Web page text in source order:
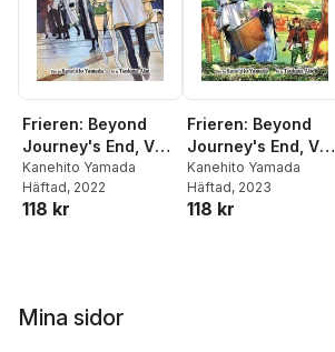
Frieren: Beyond
Journey's End, Vol.
5
Kanehito Yamada
Häftad, 2022
118 kr
Frieren: Beyond
Journey's End, Vol.
7
Kanehito Yamada
Häftad, 2023
118 kr
Mina sidor